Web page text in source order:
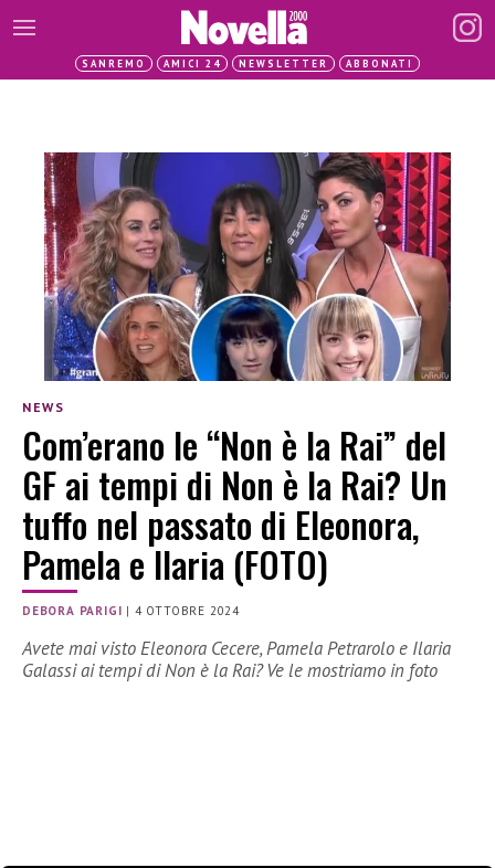
SANREMO AMICI 24 NEWSLETTER ABBONATI
NEWS
Com’erano le “Non è la Rai” del
GF ai tempi di Non è la Rai? Un
tuffo nel passato di Eleonora,
Pamela e Ilaria (FOTO)
DEBORA PARIGI | 4 OTTOBRE 2024
Avete mai visto Eleonora Cecere, Pamela Petrarolo e Ilaria
Galassi ai tempi di Non è la Rai? Ve le mostriamo in foto